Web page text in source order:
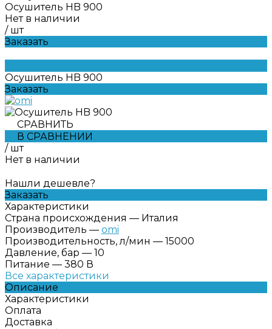
Осушитель HB 900
Нет в наличии
/ шт
Заказать
Осушитель HB 900
Заказать
СРАВНИТЬ
В СРАВНЕНИИ
/ шт
Нет в наличии
Нашли дешевле?
Заказать
Характеристики
Страна происхождения — Италия
Производитель — omi
Производительность, л/мин — 15000
Давление, бар — 10
Питание — 380 В
Все характеристики
Описание
Характеристики
Оплата
Доставка